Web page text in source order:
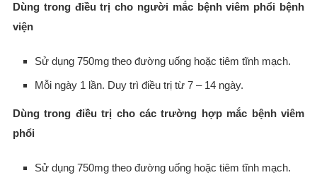
Dùng trong điều trị cho người mắc bệnh viêm phổi bệnh
viện
Sử dụng 750mg theo đường uống hoặc tiêm tĩnh mạch.
Mỗi ngày 1 lần. Duy trì điều trị từ 7 – 14 ngày.
Dùng trong điều trị cho các trường hợp mắc bệnh viêm
phổi
Sử dụng 750mg theo đường uống hoặc tiêm tĩnh mạch.